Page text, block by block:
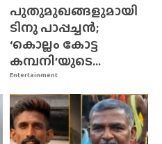
Entertainment
പുതുമുഖങ്ങളുമായി
ടിനു പാപ്പച്ചൻ;
‘കൊല്ലം കോട്ട
കമ്പനി’യുടെ...